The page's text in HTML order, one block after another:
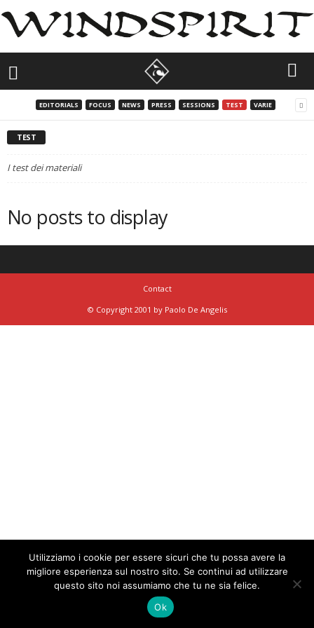
EDITORIALS FOCUS NEWS PRESS SESSIONS TEST VARIE
TEST
I test dei materiali
No posts to display
Contact
© Copyright 2001 by Paolo De Angelis
Utilizziamo i cookie per essere sicuri che tu possa avere la
migliore esperienza sul nostro sito. Se continui ad utilizzare
questo sito noi assumiamo che tu ne sia felice.
Ok